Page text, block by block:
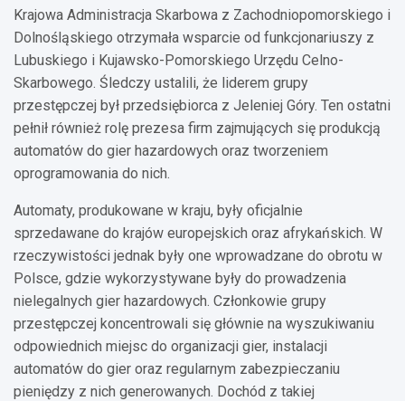
Krajowa Administracja Skarbowa z Zachodniopomorskiego i
Dolnośląskiego otrzymała wsparcie od funkcjonariuszy z
Lubuskiego i Kujawsko-Pomorskiego Urzędu Celno-
Skarbowego. Śledczy ustalili, że liderem grupy
przestępczej był przedsiębiorca z Jeleniej Góry. Ten ostatni
pełnił również rolę prezesa firm zajmujących się produkcją
automatów do gier hazardowych oraz tworzeniem
oprogramowania do nich.
Automaty, produkowane w kraju, były oficjalnie
sprzedawane do krajów europejskich oraz afrykańskich. W
rzeczywistości jednak były one wprowadzane do obrotu w
Polsce, gdzie wykorzystywane były do prowadzenia
nielegalnych gier hazardowych. Członkowie grupy
przestępczej koncentrowali się głównie na wyszukiwaniu
odpowiednich miejsc do organizacji gier, instalacji
automatów do gier oraz regularnym zabezpieczaniu
pieniędzy z nich generowanych. Dochód z takiej